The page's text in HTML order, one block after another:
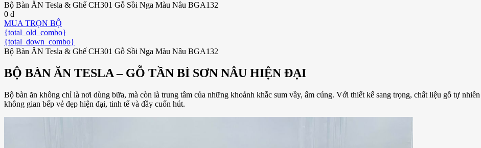
Bộ Bàn ĂN Tesla & Ghế CH301 Gỗ Sồi Nga Màu Nâu BGA132
0 đ
MUA TRỌN BỘ
{total_old_combo}
{total_down_combo}
Bộ Bàn ĂN Tesla & Ghế CH301 Gỗ Sồi Nga Màu Nâu BGA132
BỘ BÀN ĂN TESLA – GỖ TẦN BÌ SƠN NÂU HIỆN ĐẠI
Bộ bàn ăn không chỉ là nơi dùng bữa, mà còn là trung tâm của những khoảnh khắc sum vầy, ấm cúng. Với thiết kế sang trọng, chất liệu gỗ tự nhiên
không gian bếp vẻ đẹp hiện đại, tinh tế và đầy cuốn hút.